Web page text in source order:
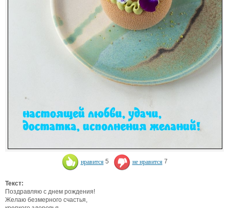
нравится 5 не нравится 7
Текст:
Поздравляю с днем рождения!
Желаю безмерного счастья,